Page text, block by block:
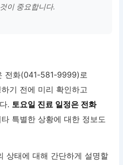
이 중요합니다.
전화(041-581-9999)로
기 전에 미리 확인하고
. 토요일 진료 일정은 전화
특별한 상황에 대한 정보도
상태에 대해 간단하게 설명할